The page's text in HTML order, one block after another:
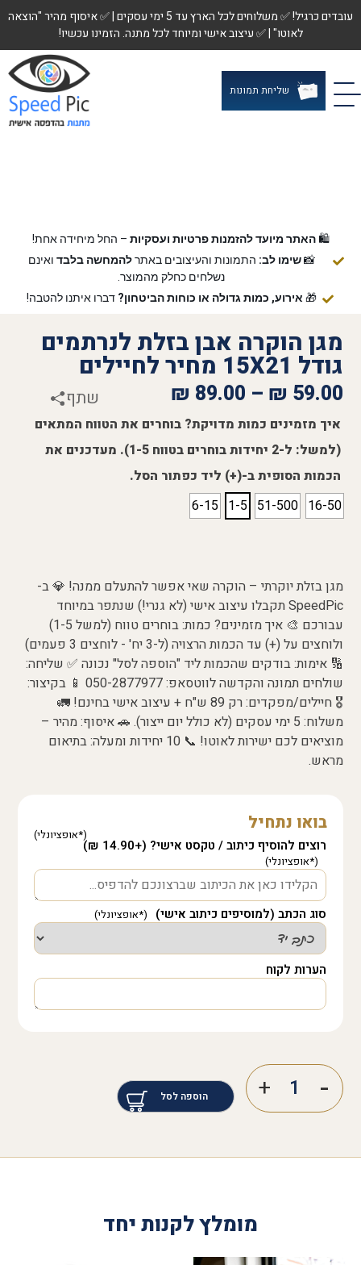
עובדים כרגיל! ✅ משלוחים לכל הארץ עד 5 ימי עסקים | ✅ איסוף מהיר "הוצאה
לאוטו" | ✅ עיצוב אישי ומיוחד לכל מתנה. הזמינו עכשיו!
שליחת תמונות
🛍️האתר מיועד להזמנות פרטיות ועסקיות – החל מיחידה אחת!
📸שימו לב: התמונות והעיצובים באתרלהמחשה בלבד ואינם
נשלחים כחלק מהמוצר.
🎁 אירוע, כמות גדולה או כוחות הביטחון? דברו איתנו להטבה!
מגן הוקרה אבן בזלת לנרתמים
גודל 15X21 מחיר לחיילים
59.00
₪
–
89.00
₪ שתף
איך מזמינים כמות מדויקת? בוחרים את הטווח המתאים
(למשל: ל-2 יחידות בוחרים בטווח 1-5). מעדכנים את
הכמות הסופית ב-(+) ליד כפתור הסל.
16-50
51-500
1-5
6-15
מגן בזלת יוקרתי – הוקרה שאי אפשר להתעלם ממנה! 💎 ב-
SpeedPic תקבלו עיצוב אישי (לא גנרי!) שנתפר במיוחד
עבורכם 🎨 איך מזמינים? כמות: בוחרים טווח (למשל 1-5)
ולוחצים על (+) עד הכמות הרצויה (ל-3 יח' - לוחצים 3 פעמים)
🔢 אימות: בודקים שהכמות ליד "הוספה לסל" נכונה ✅ שליחה:
שולחים תמונה והקדשה לווטסאפ: 050-2877977 📱 בקיצור:
🎖️ חיילים/מפקדים: רק 89 ש"ח + עיצוב אישי בחינם! 🚛
משלוח: 5 ימי עסקים (לא כולל יום ייצור). 🚗 איסוף: מהיר –
מוציאים לכם ישירות לאוטו! 📞 10 יחידות ומעלה: בתיאום
מראש.
בואו נתחיל
רוצים להוסיף כיתוב / טקסט אישי? (+14.90 ₪)
סוג הכתב (למוסיפים כיתוב אישי)
הערות לקוח
הוספה לסל
מומלץ לקנות יחד